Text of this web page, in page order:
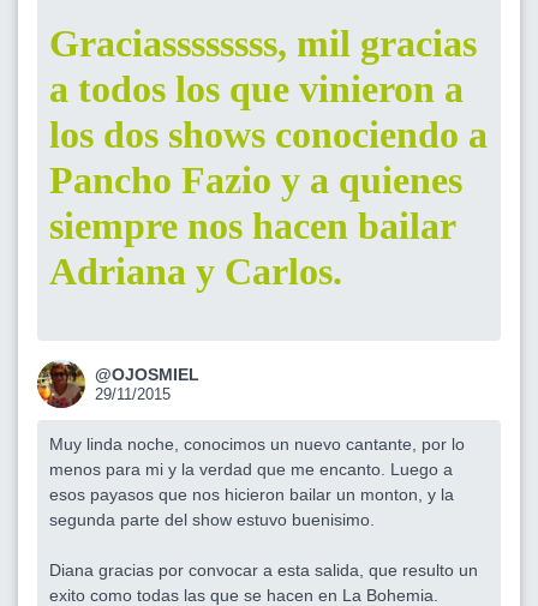
Graciassssssss, mil gracias
a todos los que vinieron a
los dos shows conociendo a
Pancho Fazio y a quienes
siempre nos hacen bailar
Adriana y Carlos.
@OJOSMIEL
29/11/2015
Muy linda noche, conocimos un nuevo cantante, por lo
menos para mi y la verdad que me encanto. Luego a
esos payasos que nos hicieron bailar un monton, y la
segunda parte del show estuvo buenisimo.
Diana gracias por convocar a esta salida, que resulto un
exito como todas las que se hacen en La Bohemia.